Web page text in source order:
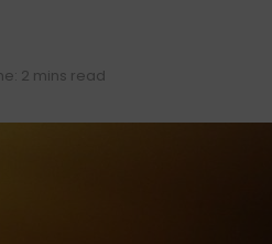
2 mins read